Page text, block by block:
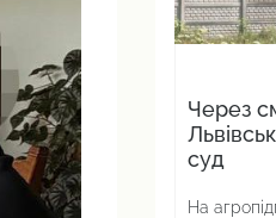
Через
суд
На